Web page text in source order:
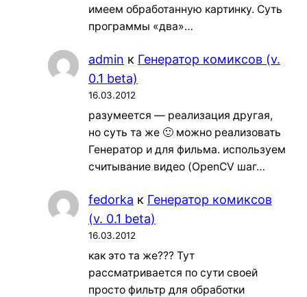
имеем обработанную картинку. Суть
программы «два»…
admin к Генератор комиксов (v.
0.1 beta)
16.03.2012
разумеется — реализация другая,
но суть та же 🙂 можно реализовать
Генератор и для фильма. используем
считывание видео (OpenCV шаг…
fedorka к Генератор комиксов
(v. 0.1 beta)
16.03.2012
как это та же??? Тут
рассматривается по сути своей
просто фильтр для обработки